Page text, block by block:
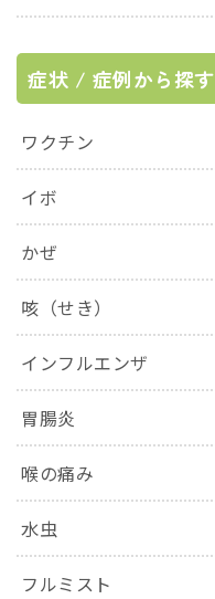
症状 / 症例から探す
ワクチン
イボ
かぜ
咳（せき）
インフルエンザ
胃腸炎
喉の痛み
水虫
フルミスト